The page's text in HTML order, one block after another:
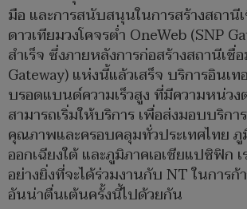
มือ และการสนับสนุนในการสร้างสถานี
ดาวเทียมวงโคจรต่ำ OneWeb (SNP
สำเร็จ ซึ่งภายหลังการก่อสร้างสถานีเชื่
Gateway) แห่งนี้แล้วเสร็จ บริการอินเท
บรอดแบนด์ความเร็วสูง ที่มีความหน่วง
สามารถเริ่มให้บริการ เพื่อส่งมอบบริก
คุณภาพและครอบคลุมทั่วประเทศไทย ภู
ออกเฉียงใต้ และภูมิภาคเอเชียแปซิฟิก
อย่างยิ่งที่จะได้ร่วมงานกับ NT ในการก้
อันน่าตื่นเต้นครั้งนี้ไปด้วยกัน